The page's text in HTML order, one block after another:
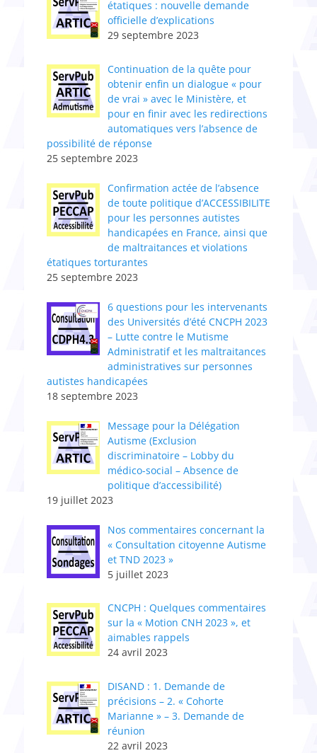
étatiques : nouvelle demande
officielle d’explications
29 septembre 2023
Continuation de la quête pour
obtenir enfin un dialogue « pour
de vrai » avec le Ministère, et
pour en finir avec les redirections
automatiques vers l’absence de
possibilité de réponse
25 septembre 2023
Confirmation actée de l’absence
de toute politique d’ACCESSIBILITE
pour les personnes autistes
handicapées en France, ainsi que
de maltraitances et violations
étatiques torturantes
25 septembre 2023
6 questions pour les intervenants
des Universités d’été CNCPH 2023
– Lutte contre le Mutisme
Administratif et les maltraitances
administratives sur personnes
autistes handicapées
18 septembre 2023
Message pour la Délégation
Autisme (Exclusion
discriminatoire – Lobby du
médico-social – Absence de
politique d’accessibilité)
19 juillet 2023
Nos commentaires concernant la
« Consultation citoyenne Autisme
et TND 2023 »
5 juillet 2023
CNCPH : Quelques commentaires
sur la « Motion CNH 2023 », et
aimables rappels
24 avril 2023
DISAND : 1. Demande de
précisions – 2. « Cohorte
Marianne » – 3. Demande de
réunion
22 avril 2023